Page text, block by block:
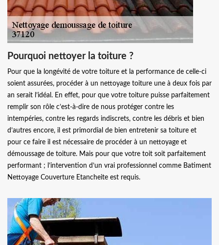
Pourquoi nettoyer la toiture ?
Pour que la longévité de votre toiture et la performance de celle-ci
soient assurées, procéder à un nettoyage toiture une à deux fois par
an serait l’idéal. En effet, pour que votre toiture puisse parfaitement
remplir son rôle c’est-à-dire de nous protéger contre les
intempéries, contre les regards indiscrets, contre les débris et bien
d’autres encore, il est primordial de bien entretenir sa toiture et
pour ce faire il est nécessaire de procéder à un nettoyage et
démoussage de toiture. Mais pour que votre toit soit parfaitement
performant ; l’intervention d’un vrai professionnel comme Batiment
Nettoyage Couverture Etancheite est requis.